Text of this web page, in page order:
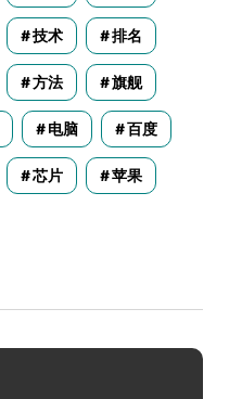
技术 排名
方法 旗舰
电脑 百度
芯片 苹果